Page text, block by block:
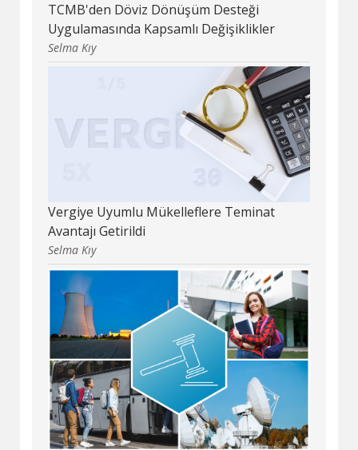
TCMB'den Döviz Dönüşüm Desteği
Uygulamasında Kapsamlı Değişiklikler
Selma Kıy
Vergiye Uyumlu Mükelleflere Teminat
Avantajı Getirildi
Selma Kıy